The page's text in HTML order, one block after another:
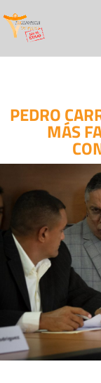
PEDRO
MÁS